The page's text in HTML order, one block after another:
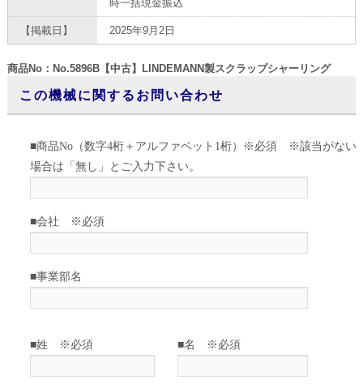
時一括現金振込
【掲載日】 2025年9月2日
商品No：No.5896B【中古】LINDEMANN製スクラップシャーリング
この機械に関するお問い合わせ